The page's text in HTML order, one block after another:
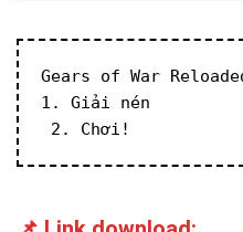
Gears of War
1. Giải nén
2. Chơi!